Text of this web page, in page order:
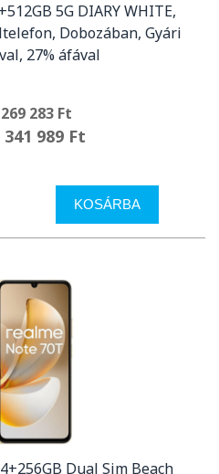
5G DIARY WHITE,
Dobozában, Gyári
27% áfával
269 283 Ft
341 989 Ft
KOSÁRBA
Dual Sim Beach